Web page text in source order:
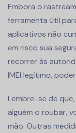
Embora o
ferramenta útil
aplicativos não
em risco sua
recorrer às
IMEI legítimo,
Lembre-se de
alguém o roubar,
mão. Outras